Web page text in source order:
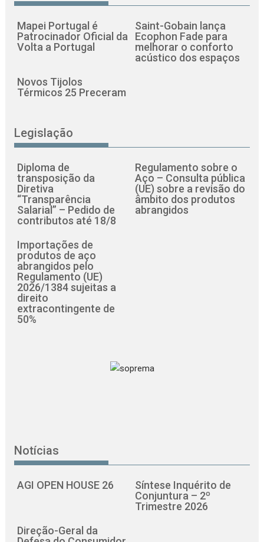
Mapei Portugal é
Patrocinador Oficial da
Volta a Portugal
Saint-Gobain lança
Ecophon Fade para
melhorar o conforto
acústico dos espaços
Novos Tijolos
Térmicos 25 Preceram
Legislação
Diploma de
transposição da
Diretiva
“Transparência
Salarial” – Pedido de
contributos até 18/8
Regulamento sobre o
Aço – Consulta pública
(UE) sobre a revisão do
âmbito dos produtos
abrangidos
Importações de
produtos de aço
abrangidos pelo
Regulamento (UE)
2026/1384 sujeitas a
direito
extracontingente de
50%
Notícias
AGI OPEN HOUSE 26
Síntese Inquérito de
Conjuntura – 2º
Trimestre 2026
Direção-Geral da